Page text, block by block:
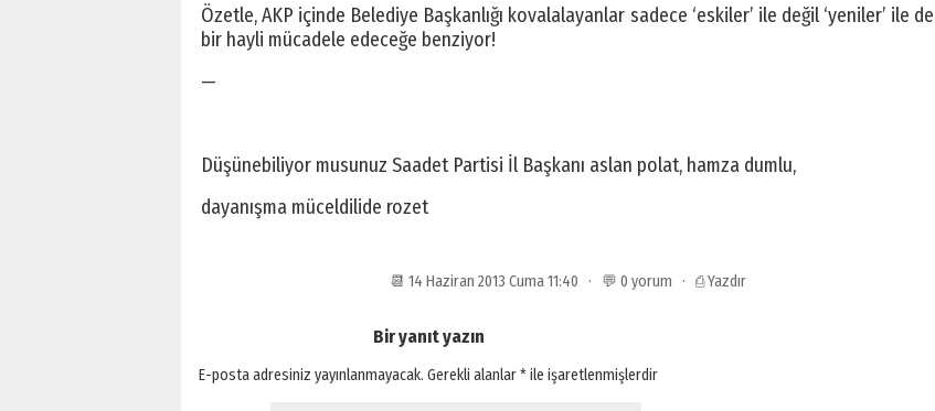
Özetle, AKP içinde Belediye Başkanlığı kovalalayanlar sadece ‘eskiler’ ile değil ‘yeniler’ ile de
bir hayli mücadele edeceğe benziyor!
—
Düşünebiliyor musunuz Saadet Partisi İl Başkanı aslan polat, hamza dumlu,
dayanışma müceldilide rozet
📆 14 Haziran 2013 Cuma 11:40 · 💬 0 yorum · ⎙ Yazdır
Bir yanıt yazın
E-posta adresiniz yayınlanmayacak. Gerekli alanlar*ile işaretlenmişlerdir